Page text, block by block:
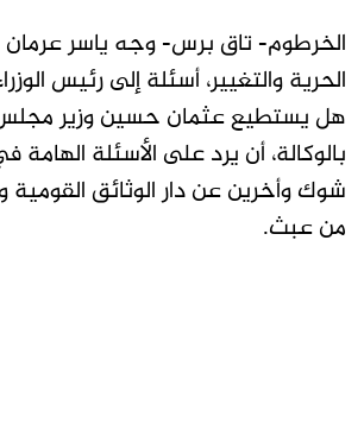
الخرطوم- تاق برس- وجه ياسر عرمان
الحرية والتغيير، أسئلة إلى رئيس
هل يستطيع عثمان حسين وزير مجلس
بالوكالة، أن يرد على الأسئلة الهامة
شوك وأخرين عن دار الوثائق القومية
من عبث.